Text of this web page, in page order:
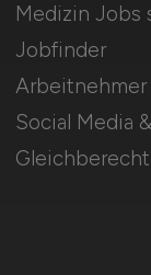
Medizin Jobs
Jobfinder
Arbeitnehmer
Social Media